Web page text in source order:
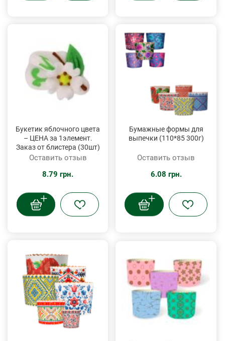
Букетик яблочного цвета
– ЦЕНА за 1элемент.
Заказ от блистера (30шт)
Оставить отзыв
8.79 грн.
Бумажные формы для
выпечки (110*85 300г)
Оставить отзыв
6.08 грн.